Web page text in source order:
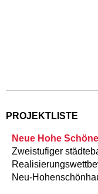
PROJEKTLISTE
Neue Hohe
Zweistufiger
Neu-